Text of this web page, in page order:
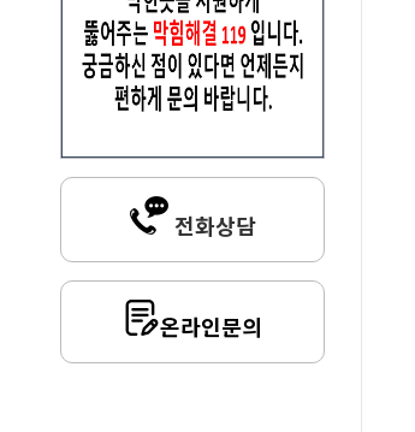
전화상담
온라인문의